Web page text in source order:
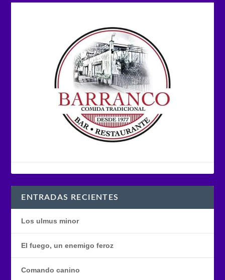
ENTRADAS RECIENTES
Los ulmus minor
El fuego, un enemigo feroz
Comando canino